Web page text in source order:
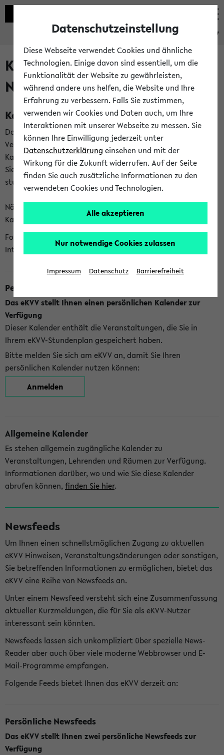
eKVV
Kalenderintegration und
Newsfeeds
Kalenderintegration
Das eKVV bietet Ihnen die Möglichkeit,
Veranstaltungstermine in eine Vielzahl von
Kalenderanwendungen einzubinden. Auf diese Weise können
Sie einen gemeinsamen Überblick über Ihre privaten und
studienbezogenen Termine erhalten.
Näheres zu Vorteilen und Funktionsweise der
Kalenderintegration können Sie auf unserer
Folgende Kalender bietet Ihnen das eKVV derzeit zur
Integration an:
Persönlicher Kalender
Das eKVV stellt Ihnen einen persönlichen Kalender zur
Verfügung
Dieser Kalender enthält die Veranstaltungen, die Sie in
Ihrem eKVV-Stundenplan gespeichert haben.
Bitte melden Sie sich am eKVV an, damit Sie Ihren
persönlichen Kalender nutzen können:
Anmelden
Allgemeine Kalender
Es stehen allgemein zugängliche Kalender zu
Veranstaltungen, Lehrenden und Räumen zur Verfügung.
Informationen darüber, wo und wie Sie diese Kalender
abrufen können, finden Sie hier.
Newsfeeds
Um Ihnen einen schnellstmöglichen Zugang zu aktuellen
eKVV Hinweisen, Veranstaltungsänderungen oder sonstigen,
Sie betreffenden Informationen zu ermöglichen, bietet das
eKVV eine Reihe von Newsfeeds an.
Unter einem Newsfeed versteht sich eine Zusammenfassung
aktueller Kurzmeldungen, die für Sie als eKVV-Nutzer
interessant sein könnten.
Newsfeeds lassen sich unkompliziert über spezielle News-
Reader aber auch über viele moderne Webbrowser und E-
Mail-Programme empfangen.
Folgende Feeds bietet Ihnen das eKVV derzeit an:
Persönliche Newsfeeds
Das eKVV stellt Ihnen zwei persönliche Newsfeeds zur
Verfügung
Datenschutzeinstellung
Diese Webseite verwendet Cookies und ähnliche
Technologien. Einige davon sind essentiell, um die
Funktionalität der Website zu gewährleisten,
während andere uns helfen, die Website und Ihre
Erfahrung zu verbessern. Falls Sie zustimmen,
verwenden wir Cookies und Daten auch, um Ihre
Interaktionen mit unserer Webseite zu messen. Sie
können Ihre Einwilligung jederzeit unter
Datenschutzerklärung einsehen und mit der
Wirkung für die Zukunft widerrufen. Auf der Seite
finden Sie auch zusätzliche Informationen zu den
verwendeten Cookies und Technologien.
Alle akzeptieren
Nur notwendige Cookies zulassen
Impressum Datenschutz Barrierefreiheit